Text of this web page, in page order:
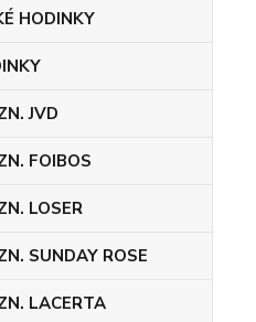
HODINKY
JVD
FOIBOS
LOSER
SUNDAY ROSE
LACERTA